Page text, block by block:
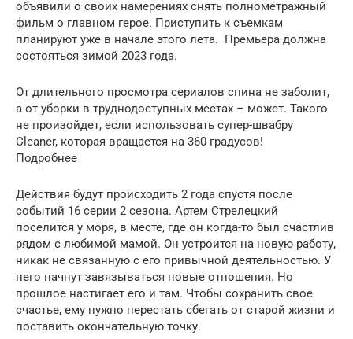
объявили о своих намерениях снять полнометражный
фильм о главном герое. Приступить к съемкам
планируют уже в начале этого лета. Премьера должна
состояться зимой 2023 года.
От длительного просмотра сериалов спина не заболит,
а от уборки в труднодоступных местах – может. Такого
не произойдет, если использовать супер-швабру
Cleaner, которая вращается на 360 градусов!
Подробнее
Действия будут происходить 2 года спустя после
событий 16 серии 2 сезона. Артем Стрелецкий
поселится у моря, в месте, где он когда-то был счастлив
рядом с любимой мамой. Он устроится на новую работу,
никак не связанную с его привычной деятельностью. У
него начнут завязываться новые отношения. Но
прошлое настигает его и там. Чтобы сохранить свое
счастье, ему нужно перестать сбегать от старой жизни и
поставить окончательную точку.